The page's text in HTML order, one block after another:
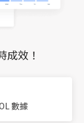
成效！
數據